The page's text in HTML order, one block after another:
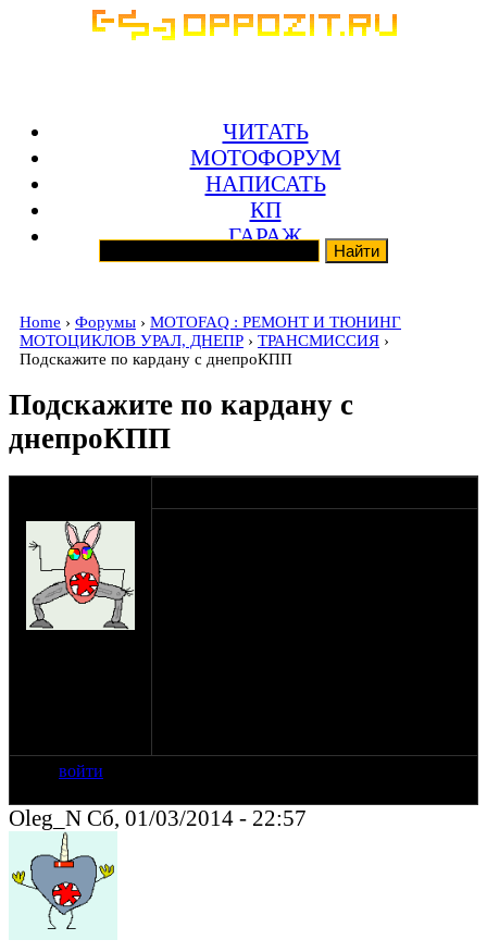
ЧИТАТЬ
МОТОФОРУМ
НАПИСАТЬ
КП
ГАРАЖ
Home › Форумы › MOTOFAQ : РЕМОНТ И ТЮНИНГ
МОТОЦИКЛОВ УРАЛ, ДНЕПР › ТРАНСМИССИЯ ›
Подскажите по кардану с днепроКПП
Подскажите по кардану с
днепроКПП
войти
Oleg_N Сб, 01/03/2014 - 22:57